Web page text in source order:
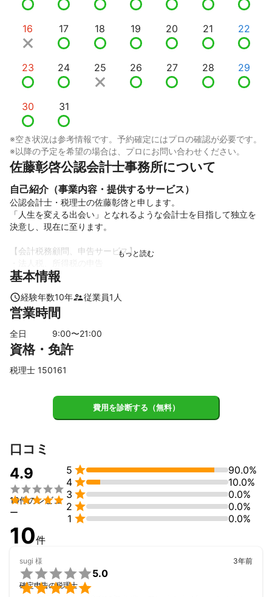
16 17 18 19 20 21 22
23 24 25 26 27 28 29
30 31
※空き状況は参考情報です。予約確定にはプロの確認が必要です。
※以降の予定を希望の場合は、プロにお問い合わせください。
佐藤彰啓公認会計士事務所について
自己紹介（事業内容・提供するサービス）
公認会計士・税理士の佐藤彰啓と申します。
「人生を変える出会い」となれるような会計士を目指して独立を
決意し、現在に至ります。
【会計税務顧問、申告サービス】
・会計、税務、経営相談業務
・バックオフィス業務改善支援
・税務調査立ち会い
【事業計画策定支援サービス】
・経営改善計画の策定
・補助金申請の支援
【M&Aその他のサービス】
・M&Aのアドバイザリー業務
・公益法人・社会福祉法人の顧問
・保険の提案　他
【相続・事業承継サービス】
・相続税、贈与税の申告
・相続対策の提案、税額の簡易算定
・事業承継計画の策定、実行支援
・後継者育成の支援
・税務調査立ち会い
これまでの実績
【略歴等】
◯監査法人では、上場企業を中心に 20 社超の国内一般事業会社
の会計監査業務に従事。建設業、製造メーカー、飲食チェーン等
の会社の監査を経験。
基本情報
経験年数10年 従業員1 人
営業時間
全日 9:00〜21:00
資格・免許
税理士 150161
費用を診断する（無料）
口コミ
4.9


10件のレビュ
ー
5 
90.0%
4 
10.0%
3 
0.0%
2 
0.0%
1  0.0%
10件
sugi 様


5.0
確定申告の税理士
3年前